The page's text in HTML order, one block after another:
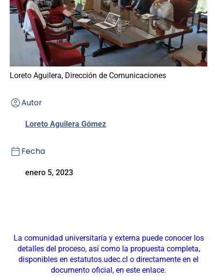
Loreto Aguilera, Dirección de Comunicaciones
Autor
Loreto Aguilera Gómez
Fecha
enero 5, 2023
La comunidad universitaria y externa puede conocer los
detalles del proceso, así como la propuesta completa,
disponibles en estatutos.udec.cl o directamente en el
documento oficial, en este enlace.